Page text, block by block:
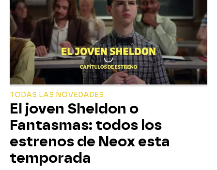
TODAS LAS NOVEDADES
El joven Sheldon o
Fantasmas: todos los
estrenos de Neox esta
temporada